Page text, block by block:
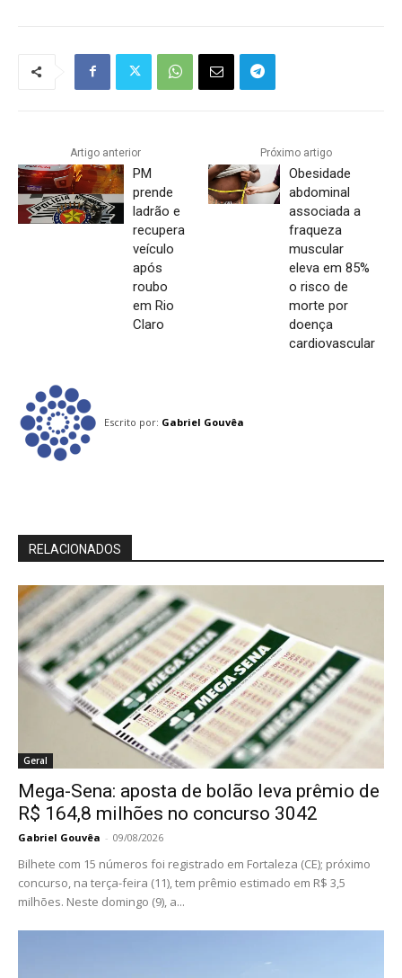
Artigo anterior
PM
prende
ladrão e
recupera
veículo
após
roubo
em Rio
Claro
Próximo artigo
Obesidade
abdominal
associada a
fraqueza
muscular
eleva em 85%
o risco de
morte por
doença
cardiovascular
Escrito por: Gabriel Gouvêa
RELACIONADOS
Geral
Mega-Sena: aposta de bolão leva prêmio de
R$ 164,8 milhões no concurso 3042
Gabriel Gouvêa - 09/08/2026
Bilhete com 15 números foi registrado em Fortaleza (CE); próximo
concurso, na terça-feira (11), tem prêmio estimado em R$ 3,5
milhões. Neste domingo (9), a...